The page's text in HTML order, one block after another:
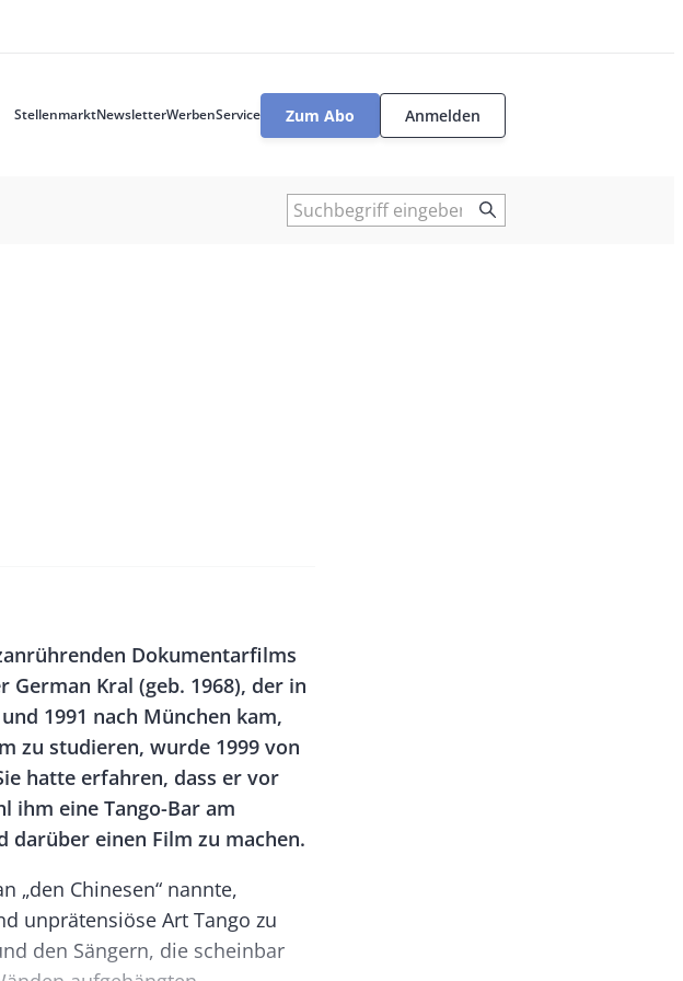
StellenmarktNewsletterWerbenService
User
Zum Abo Anmelden
Suche
Dokumentarfilms
Kral (geb. 1968), der in
1991 nach München kam,
zu studieren, wurde 1999 von
hatte erfahren, dass er vor
ihm eine Tango-Bar am
darüber einen Film zu machen.
„den Chinesen“ nannte,
unprätensiöse Art Tango zu
den Sängern, die scheinbar